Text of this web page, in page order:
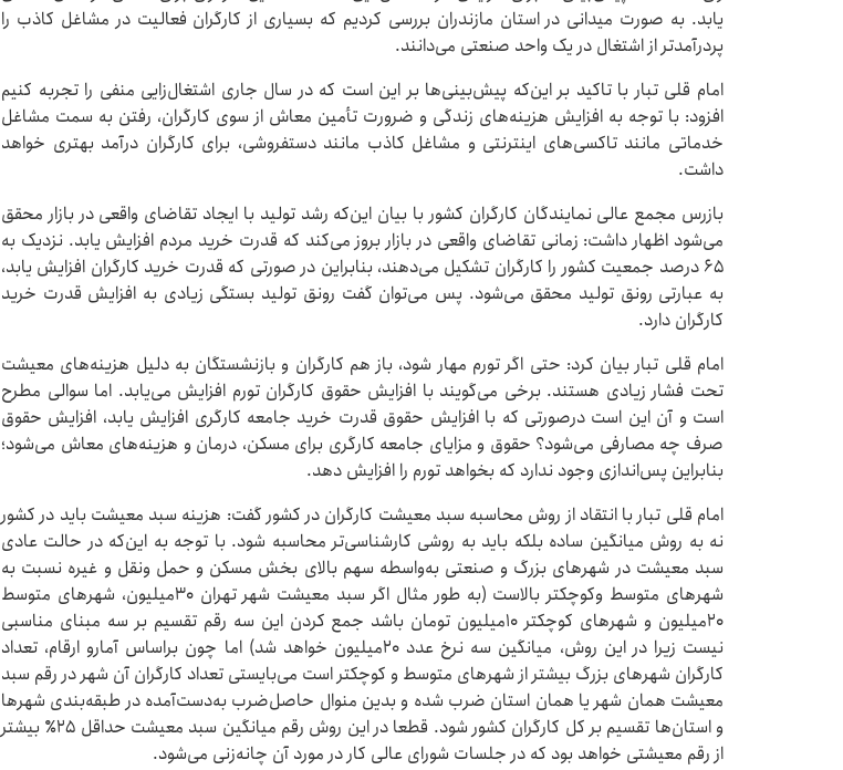
یابد. به صورت میدانی در استان مازندران بررسی کردیم که بسیاری از کارگران فعالیت در مشاغل کاذب را
پردرآمدتر از اشتغال در یک واحد صنعتی می‌دانند.
امام قلی تبار با تاکید بر این‌که پیش‌بینی‌ها بر این است که در سال جاری اشتغال‌زایی منفی را تجربه کنیم
افزود: با توجه به افزایش هزینه‌های زندگی و ضرورت تأمین معاش از سوی کارگران، رفتن به سمت مشاغل
خدماتی مانند تاکسی‌های اینترنتی و مشاغل کاذب مانند دستفروشی، برای کارگران درآمد بهتری خواهد
داشت.
بازرس مجمع عالی نمایندگان کارگران کشور با بیان این‌که رشد تولید با ایجاد تقاضای واقعی در بازار محقق
می‌شود اظهار داشت: زمانی تقاضای واقعی در بازار بروز می‌کند که قدرت خرید مردم افزایش یابد. نزدیک به
۶۵ درصد جمعیت کشور را کارگران تشکیل می‌دهند، بنابراین در صورتی که قدرت خرید کارگران افزایش یابد،
به عبارتی رونق تولید محقق می‌شود. پس می‌توان گفت رونق تولید بستگی زیادی به افزایش قدرت خرید
کارگران دارد.
امام قلی تبار بیان کرد: حتی اگر تورم مهار شود، باز هم کارگران و بازنشستگان به دلیل هزینه‌های معیشت
تحت فشار زیادی هستند. برخی می‌گویند با افزایش حقوق کارگران تورم افزایش می‌یابد. اما سوالی مطرح
است و آن این است درصورتی که با افزایش حقوق قدرت خرید جامعه کارگری افزایش یابد، افزایش حقوق
صرف چه مصارفی می‌شود؟ حقوق و مزایای جامعه کارگری برای مسکن، درمان و هزینه‌های معاش می‌شود؛
بنابراین پس‌اندازی وجود ندارد که بخواهد تورم را افزایش دهد.
امام قلی تبار با انتقاد از روش محاسبه سبد معیشت کارگران در کشور گفت: هزینه سبد معیشت باید در کشور
نه به روش میانگین ساده بلکه باید به روشی کارشناسی‌تر محاسبه شود. با توجه به این‌که در حالت عادی
سبد معیشت در شهرهای بزرگ و صنعتی به‌واسطه سهم بالای بخش مسکن و حمل ونقل و غیره نسبت به
شهرهای متوسط وکوچکتر بالاست (به طور مثال اگر سبد معیشت شهر تهران ۳۰میلیون، شهرهای متوسط
۲۰میلیون و شهرهای کوچکتر ۱۰میلیون تومان باشد جمع کردن این سه رقم تقسیم بر سه مبنای مناسبی
نیست زیرا در این روش، میانگین سه نرخ عدد ۲۰میلیون خواهد شد) اما چون براساس آمارو ارقام، تعداد
کارگران شهرهای بزرگ بیشتر از شهرهای متوسط و کوچکتر است می‌بایستی تعداد کارگران آن شهر در رقم سبد
معیشت همان شهر یا همان استان ضرب شده و بدین منوال حاصل‌ضرب به‌دست‌آمده در طبقه‌بندی شهرها
و استان‌ها تقسیم بر کل کارگران کشور شود. قطعا در این روش رقم میانگین سبد معیشت حداقل ۲۵٪ بیشتر
از رقم معیشتی خواهد بود که در جلسات شورای عالی کار در مورد آن چانه‌زنی می‌شود.